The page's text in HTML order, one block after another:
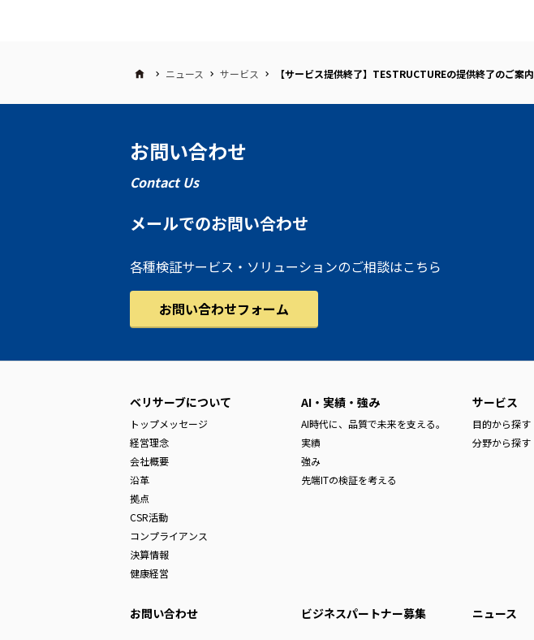
ニュース サービス 【サービス提供終了】TESTRUCTUREの提供終了のご案内
お問い合わせ
Contact Us
メールでのお問い合わせ
各種検証サービス・ソリューションのご相談はこちら
お問い合わせフォーム
ベリサーブについて
トップメッセージ
経営理念
会社概要
沿革
拠点
CSR活動
コンプライアンス
決算情報
健康経営
AI・実績・強み
AI時代に、品質で未来を支える。
実績
強み
先端ITの検証を考える
サービス
目的から探す
分野から探す
お問い合わせ ビジネスパートナー募集 ニュース